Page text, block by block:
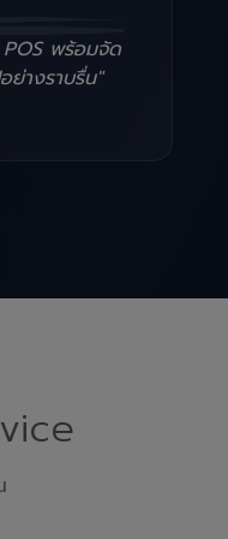
พร้อมจัด
ย่างราบรื่น"